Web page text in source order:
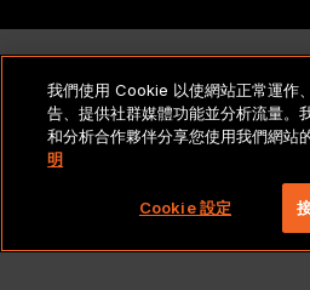
我們使用 Cookie 以使網站正常運作
告、提供社群媒體功能並分析流量。
和分析合作夥伴分享您使用我們網站
明
Cookie 設定